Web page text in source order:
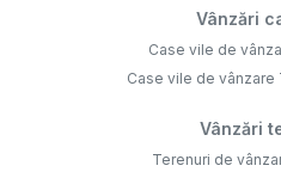
Vânzări
Case vile de
Case vile de vânzare
Vânzări
Terenuri de